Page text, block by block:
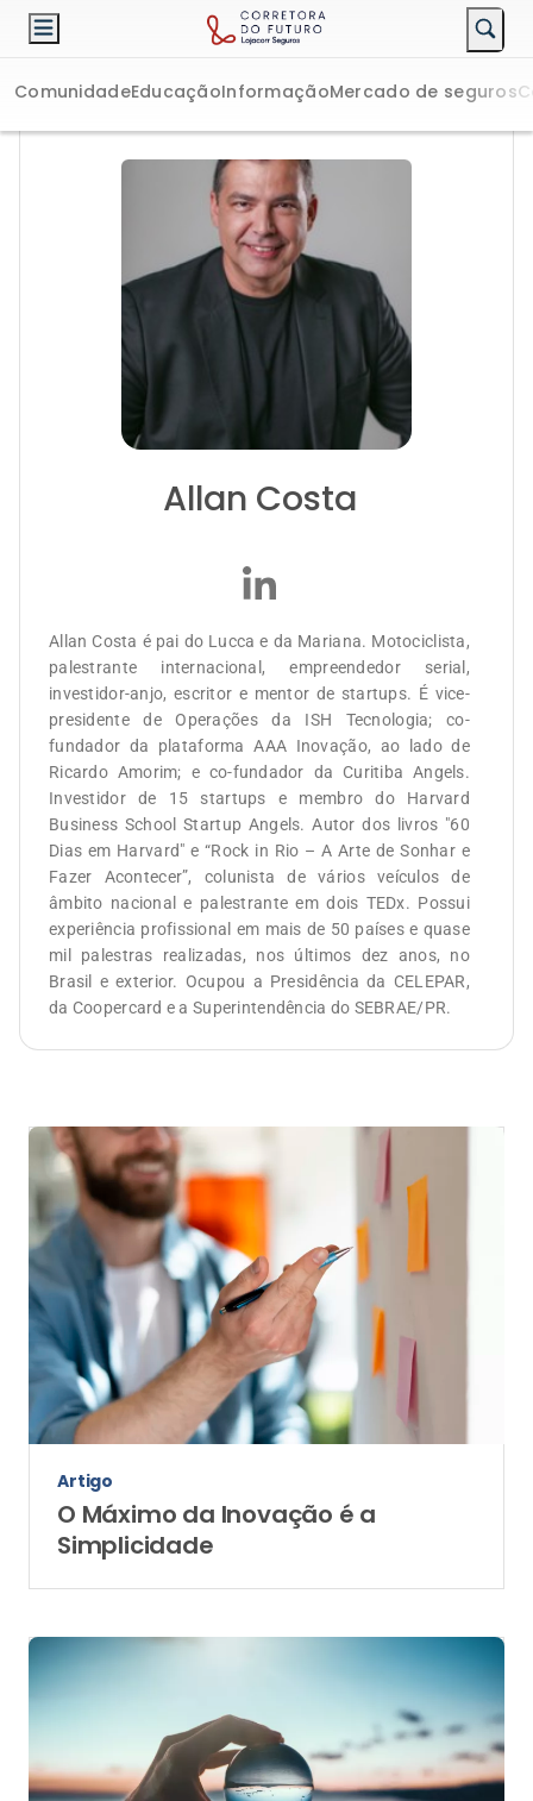
ComunidadeEducaçãoInformaçãoMercado de seguros
Allan Costa
Allan Costa é pai do Lucca e da Mariana. Motociclista,
palestrante internacional, empreendedor serial,
investidor-anjo, escritor e mentor de startups. É vice-
presidente de Operações da ISH Tecnologia; co-
fundador da plataforma AAA Inovação, ao lado de
Ricardo Amorim; e co-fundador da Curitiba Angels.
Investidor de 15 startups e membro do Harvard
Business School Startup Angels. Autor dos livros "60
Dias em Harvard" e “Rock in Rio – A Arte de Sonhar e
Fazer Acontecer”, colunista de vários veículos de
âmbito nacional e palestrante em dois TEDx. Possui
experiência profissional em mais de 50 países e quase
mil palestras realizadas, nos últimos dez anos, no
Brasil e exterior. Ocupou a Presidência da CELEPAR,
da Coopercard e a Superintendência do SEBRAE/PR.
Artigo
O Máximo da Inovação é a
Simplicidade